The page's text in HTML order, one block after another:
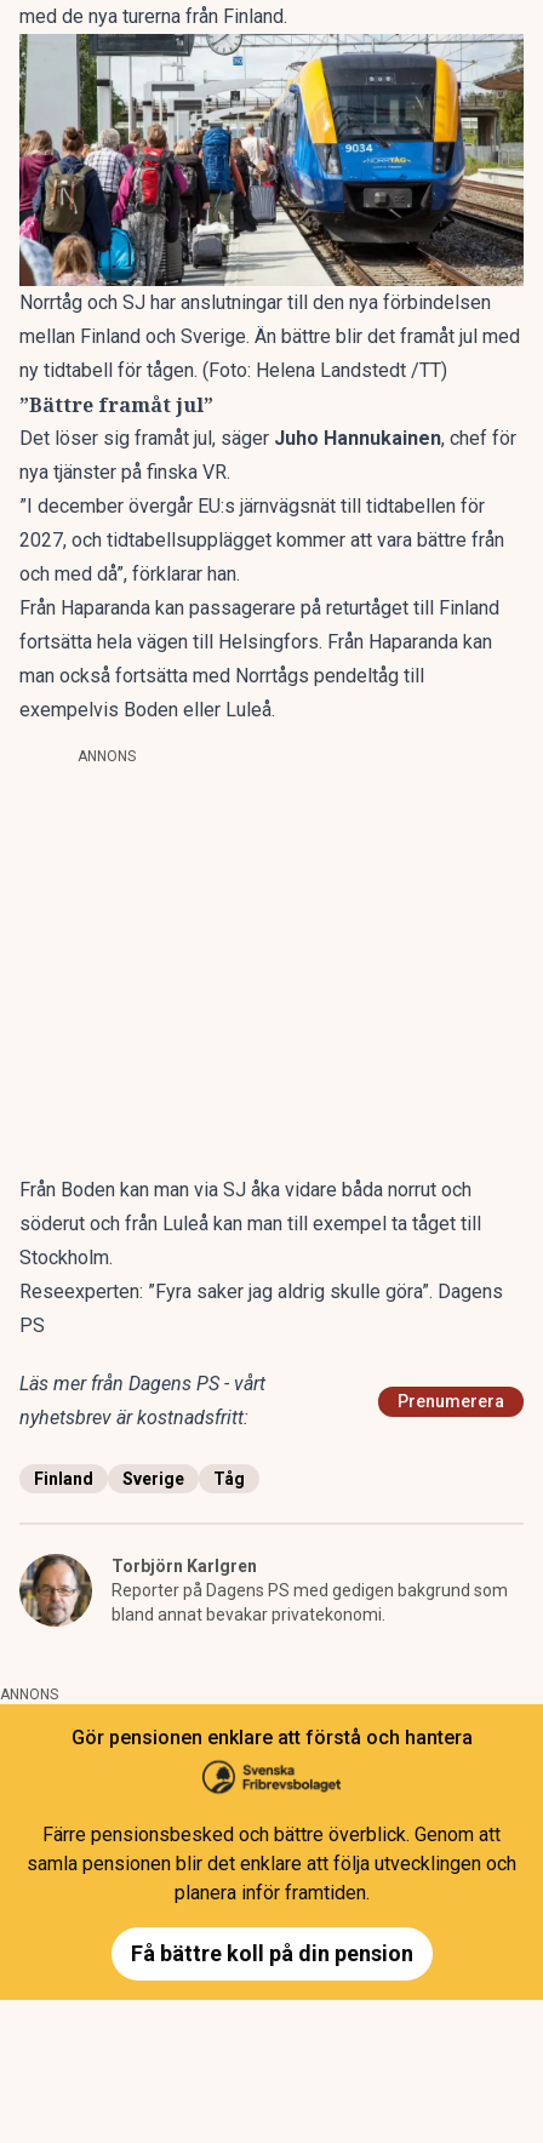
med de nya turerna från Finland.
Norrtåg och SJ har anslutningar till den nya förbindelsen
mellan Finland och Sverige. Än bättre blir det framåt jul med
ny tidtabell för tågen. (Foto: Helena Landstedt /TT)
”Bättre framåt jul”
Det löser sig framåt jul, säger Juho Hannukainen, chef för
nya tjänster på finska VR.
”I december övergår EU:s järnvägsnät till tidtabellen för
2027, och tidtabellsupplägget kommer att vara bättre från
och med då”, förklarar han.
Från Haparanda kan passagerare på returtåget till Finland
fortsätta hela vägen till Helsingfors. Från Haparanda kan
man också fortsätta med Norrtågs pendeltåg till
exempelvis Boden eller Luleå.
ANNONS
Från Boden kan man via SJ åka vidare båda norrut och
söderut och från Luleå kan man till exempel ta tåget till
Stockholm.
Reseexperten: ”Fyra saker jag aldrig skulle göra”. Dagens
PS
Läs mer från Dagens PS - vårt
nyhetsbrev är kostnadsfritt:
Prenumerera
Finland Sverige Tåg
Torbjörn Karlgren
Reporter på Dagens PS med gedigen bakgrund som
bland annat bevakar privatekonomi.
ANNONS
Gör pensionen enklare att förstå och hantera
Färre pensionsbesked och bättre överblick. Genom att
samla pensionen blir det enklare att följa utvecklingen och
planera inför framtiden.
Få bättre koll på din pension